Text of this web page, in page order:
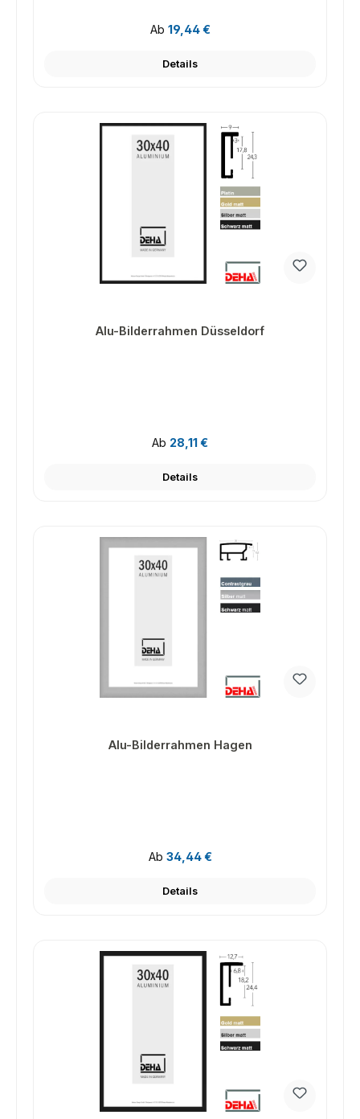
Regulärer Preis:
Ab 19,44 €
Details
Alu-Bilderrahmen Düsseldorf
Regulärer Preis:
Ab 28,11 €
Details
Alu-Bilderrahmen Hagen
Regulärer Preis:
Ab 34,44 €
Details